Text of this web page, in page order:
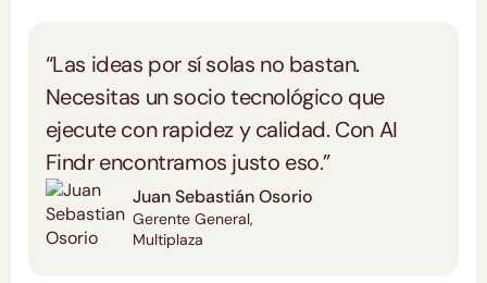
“Las ideas por sí solas no bastan.
Necesitas un socio tecnológico que
ejecute con rapidez y calidad. Con AI
Findr encontramos justo eso.”
Juan Sebastián Osorio
Gerente General,
Multiplaza